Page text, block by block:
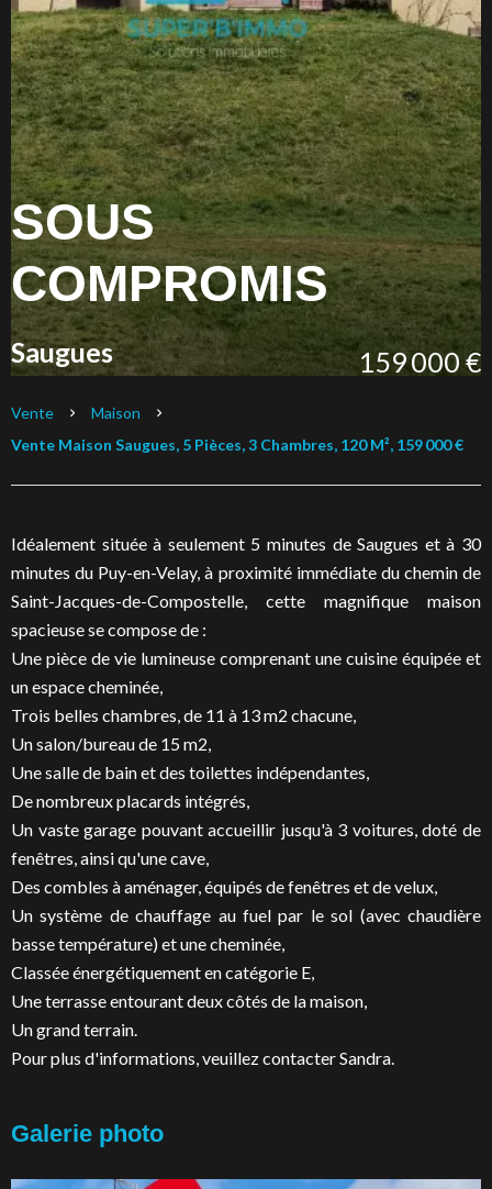
SOUS
COMPROMIS
Saugues 159 000 €
Vente
Maison
Vente Maison Saugues, 5 Pièces, 3 Chambres, 120 M², 159 000 €
Idéalement située à seulement 5 minutes de Saugues et à 30
minutes du Puy-en-Velay, à proximité immédiate du chemin de
Saint-Jacques-de-Compostelle, cette magnifique maison
spacieuse se compose de :
Une pièce de vie lumineuse comprenant une cuisine équipée et
un espace cheminée,
Trois belles chambres, de 11 à 13 m2 chacune,
Un salon/bureau de 15 m2,
Une salle de bain et des toilettes indépendantes,
De nombreux placards intégrés,
Un vaste garage pouvant accueillir jusqu'à 3 voitures, doté de
fenêtres, ainsi qu'une cave,
Des combles à aménager, équipés de fenêtres et de velux,
Un système de chauffage au fuel par le sol (avec chaudière
basse température) et une cheminée,
Classée énergétiquement en catégorie E,
Une terrasse entourant deux côtés de la maison,
Un grand terrain.
Pour plus d'informations, veuillez contacter Sandra.
Galerie photo